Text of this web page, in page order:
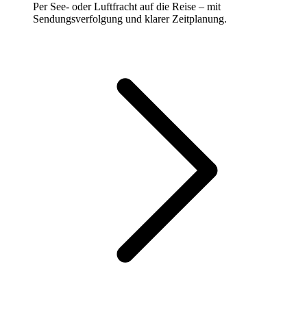
Per See- oder Luftfracht auf die Reise – mit
Sendungsverfolgung und klarer Zeitplanung.